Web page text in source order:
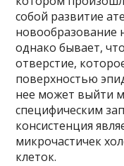
собой развитие
новообразование
однако бывает,
отверстие,
поверхностью
нее может выйти
специфическим
консистенция
микрочастичек
клеток.